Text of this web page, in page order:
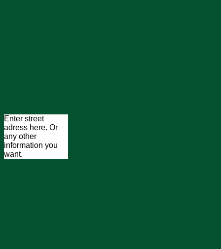
Enter street
adress here. Or
any other
information you
want.